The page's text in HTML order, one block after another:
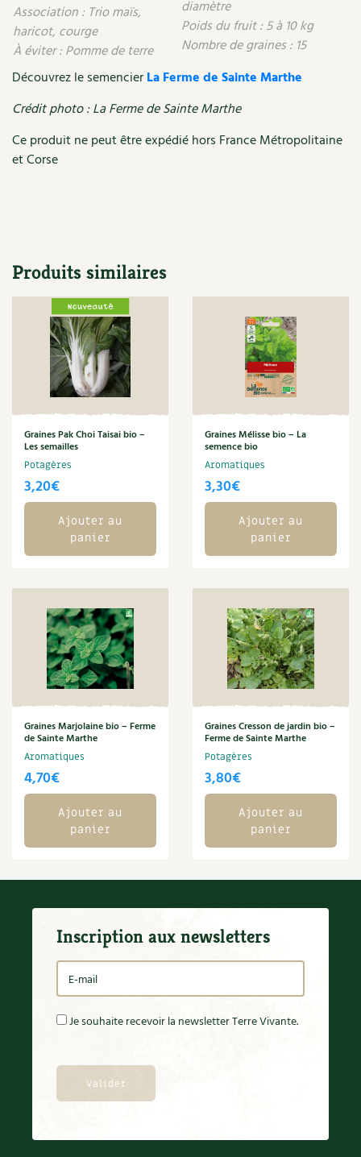
Soins et cosmétiques au naturel
Société et alternatives
Vivre l’écologie
Protéger la nature
Actions pour la planète
Les 4 saisons
Archives
Carnets de saison
Compléments
Dossier
Actualités
Vidéos et podcasts
Secrets d’abonné
Tous au jardin ! avec Pascal
La vie secrète du jardin
BD : La folle histoire des plantes
Association : Trio maïs,
haricot, courge
À éviter : Pomme de terre
diamètre
Poids du fruit : 5 à 10 kg
Nombre de graines : 15
Découvrez le semencierLa Ferme de Sainte Marthe
Crédit photo : La Ferme de Sainte Marthe
Ce produit ne peut être expédié hors France Métropolitaine
et Corse
Produits similaires
Graines Pak Choi Taisai bio –
Les semailles
Potagères
3,20€
Ajouter au
panier
Graines Mélisse bio – La
semence bio
Aromatiques
3,30€
Ajouter au
panier
Graines Marjolaine bio – Ferme
de Sainte Marthe
Aromatiques
4,70€
Ajouter au
panier
Graines Cresson de jardin bio –
Ferme de Sainte Marthe
Potagères
3,80€
Ajouter au
panier
Inscription aux newsletters
Je souhaite recevoir la newsletter Terre Vivante.